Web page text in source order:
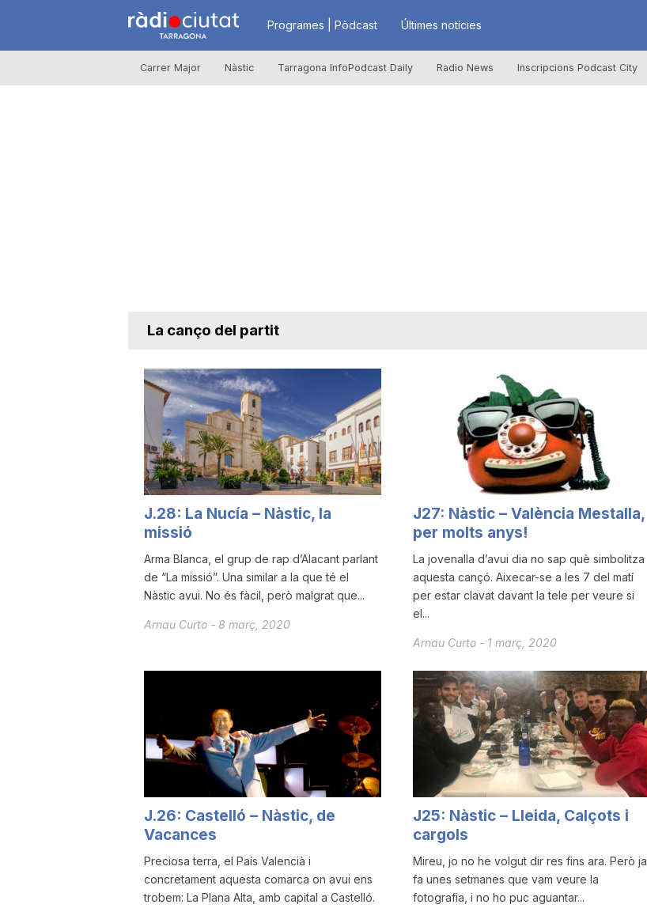
R
à
u
t
a
d
e
a
r
a
Programes | Pòdcast Últimes notícies
Carrer Major Nàstic Tarragona InfoPodcast Daily Radio News Inscripcions Podcast City
La canço del partit
J.28: La Nucía – Nàstic, la
missió
Arma Blanca, el grup de rap d’Alacant parlant
de “La missió”. Una similar a la que té el
Nàstic avui. No és fàcil, però malgrat que...
Arnau Curto - 8 març, 2020
J27: Nàstic – València Mestalla,
per molts anys!
La jovenalla d’avui dia no sap què simbolitza
aquesta cançó. Aixecar-se a les 7 del matí
per estar clavat davant la tele per veure si
el...
Arnau Curto - 1 març, 2020
J.26: Castelló – Nàstic, de
Vacances
Preciosa terra, el País Valencià i
concretament aquesta comarca on avui ens
trobem: La Plana Alta, amb capital a Castelló.
J25: Nàstic – Lleida, Calçots i
cargols
Mireu, jo no he volgut dir res fins ara. Però ja
fa unes setmanes que vam veure la
fotografia, i no ho puc aguantar...